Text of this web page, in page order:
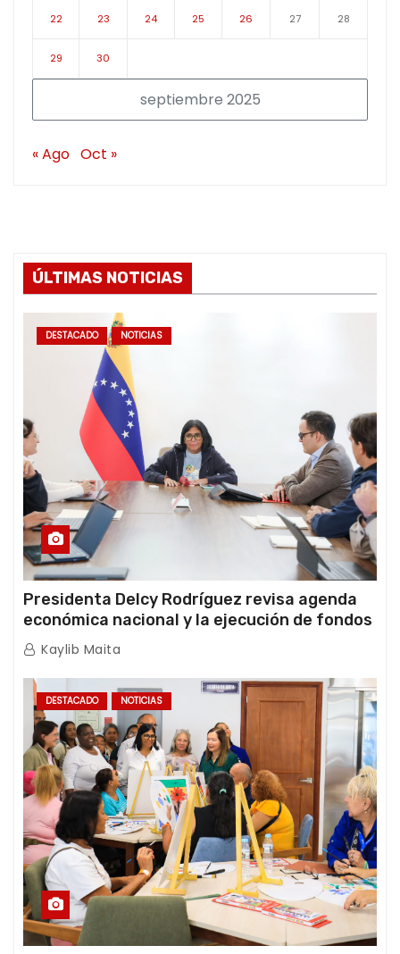
septiembre 2025
22 23 24 25 26 27 28
29 30
« Ago Oct »
ÚLTIMAS NOTICIAS
DESTACADO NOTICIAS
Presidenta Delcy Rodríguez revisa agenda
económica nacional y la ejecución de fondos
de emergencia post-sismos
Kaylib Maita
DESTACADO NOTICIAS